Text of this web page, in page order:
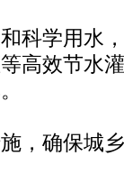
学用水
高效节水
确保城